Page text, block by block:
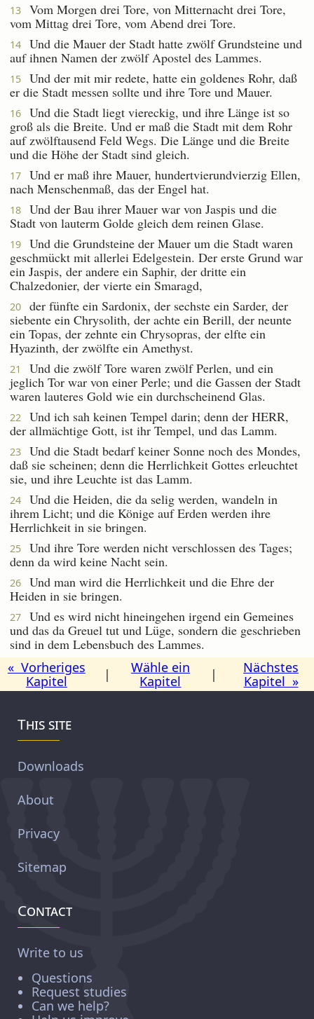
13
Vom Morgen drei Tore, von Mitternacht drei Tore,
vom Mittag drei Tore, vom Abend drei Tore.
14
Und die Mauer der Stadt hatte zwölf Grundsteine und
auf ihnen Namen der zwölf Apostel des Lammes.
15
Und der mit mir redete, hatte ein goldenes Rohr, daß
er die Stadt messen sollte und ihre Tore und Mauer.
16
Und die Stadt liegt viereckig, und ihre Länge ist so
groß als die Breite. Und er maß die Stadt mit dem Rohr
auf zwölftausend Feld Wegs. Die Länge und die Breite
und die Höhe der Stadt sind gleich.
17
Und er maß ihre Mauer, hundertvierundvierzig Ellen,
nach Menschenmaß, das der Engel hat.
18
Und der Bau ihrer Mauer war von Jaspis und die
Stadt von lauterm Golde gleich dem reinen Glase.
19
Und die Grundsteine der Mauer um die Stadt waren
geschmückt mit allerlei Edelgestein. Der erste Grund war
ein Jaspis, der andere ein Saphir, der dritte ein
Chalzedonier, der vierte ein Smaragd,
20
der fünfte ein Sardonix, der sechste ein Sarder, der
siebente ein Chrysolith, der achte ein Berill, der neunte
ein Topas, der zehnte ein Chrysopras, der elfte ein
Hyazinth, der zwölfte ein Amethyst.
21
Und die zwölf Tore waren zwölf Perlen, und ein
jeglich Tor war von einer Perle; und die Gassen der Stadt
waren lauteres Gold wie ein durchscheinend Glas.
22
Und ich sah keinen Tempel darin; denn der HERR,
der allmächtige Gott, ist ihr Tempel, und das Lamm.
23
Und die Stadt bedarf keiner Sonne noch des Mondes,
daß sie scheinen; denn die Herrlichkeit Gottes erleuchtet
sie, und ihre Leuchte ist das Lamm.
24
Und die Heiden, die da selig werden, wandeln in
ihrem Licht; und die Könige auf Erden werden ihre
Herrlichkeit in sie bringen.
25
Und ihre Tore werden nicht verschlossen des Tages;
denn da wird keine Nacht sein.
26
Und man wird die Herrlichkeit und die Ehre der
Heiden in sie bringen.
27
Und es wird nicht hineingehen irgend ein Gemeines
und das da Greuel tut und Lüge, sondern die geschrieben
sind in dem Lebensbuch des Lammes.
« Vorheriges
Kapitel
|
Wähle ein
Kapitel
|
Nächstes
Kapitel »
This site
Downloads
About
Privacy
Sitemap
Contact
Write to us
Questions
Request studies
Can we help?